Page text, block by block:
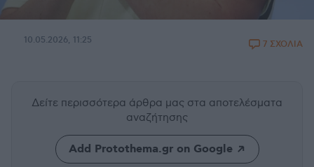
10.05.2026, 11:25 7 ΣΧΟΛΙΑ
Δείτε περισσότερα άρθρα μας στα αποτελέσματα
αναζήτησης
Add Protothema.gr on Google